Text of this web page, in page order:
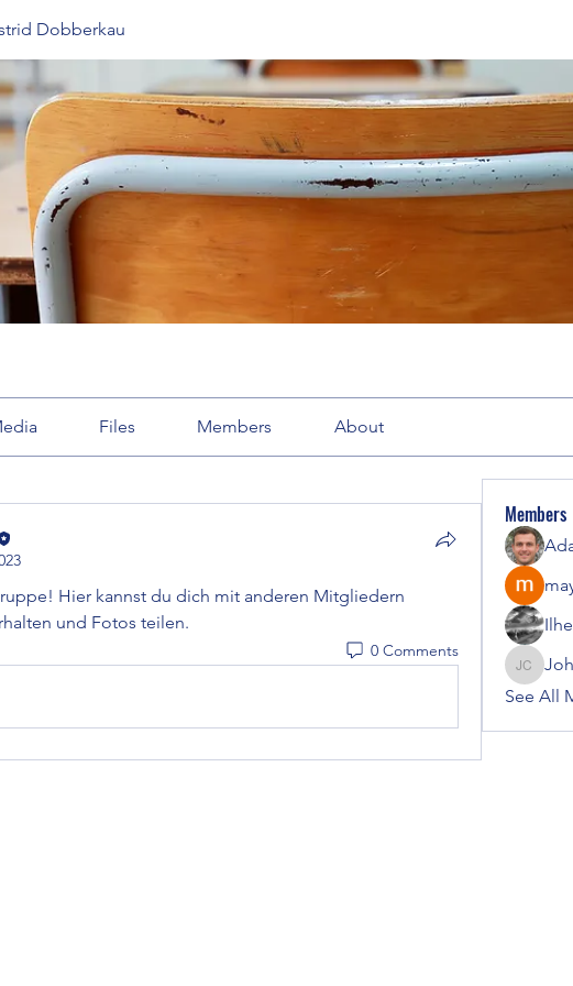
Dobberkau
Files Members About
Hier kannst du dich mit anderen Mitgliedern
und Fotos teilen.
0 Comments
Members
See All